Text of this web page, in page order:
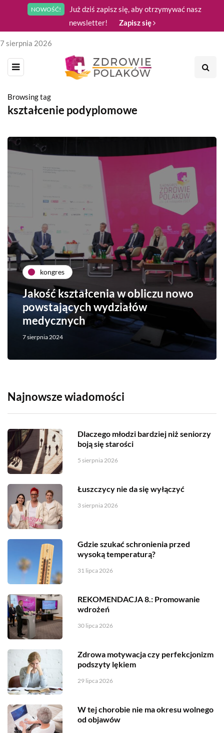
NOWOŚĆ!
Już dziś zapisz się, aby otrzymywać nasz
newsletter!
Zapisz się
7 sierpnia 2026
Browsing tag
kształcenie podyplomowe
kongres
Jakość kształcenia w obliczu nowo
powstających wydziałów
medycznych
7 sierpnia 2024
Najnowsze wiadomości
Dlaczego młodzi bardziej niż seniorzy
boją się starości
5 sierpnia 2026
Łuszczycy nie da się wyłączyć
3 sierpnia 2026
Gdzie szukać schronienia przed
wysoką temperaturą?
31 lipca 2026
REKOMENDACJA 8.: Promowanie
wdrożeń
30 lipca 2026
Zdrowa motywacja czy perfekcjonizm
podszyty lękiem
29 lipca 2026
W tej chorobie nie ma okresu wolnego
od objawów